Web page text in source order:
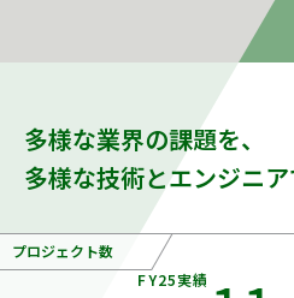
多様な業界の課題を、
多様な技術とエンジニア
プロジェクト数
FY25実績